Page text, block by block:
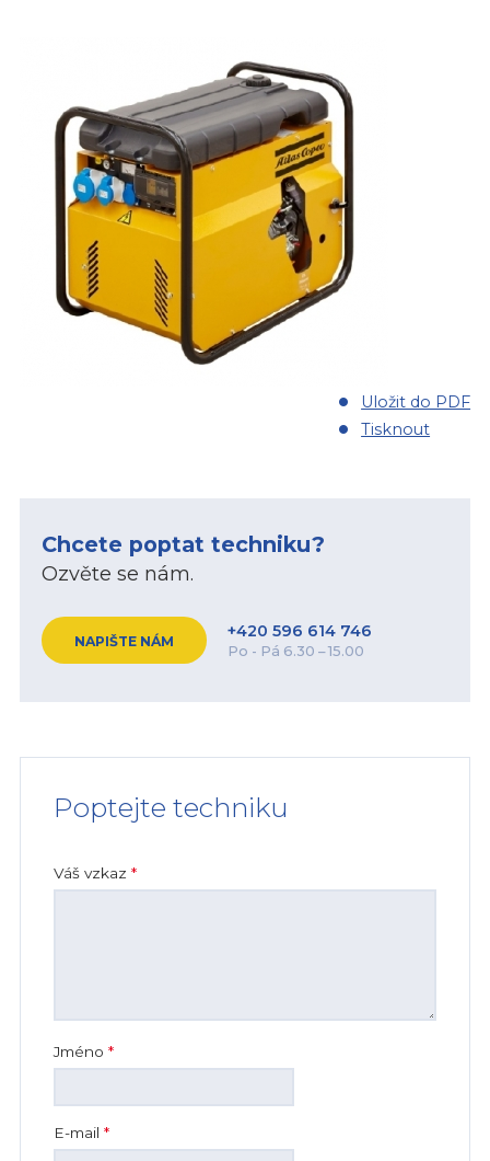
Uložit do PDF
Tisknout
Chcete poptat techniku?
Ozvěte se nám.
NAPIŠTE NÁM
+420 596 614 746
Po - Pá 6.30 – 15.00
Poptejte techniku
Váš vzkaz *
Jméno *
E-mail *